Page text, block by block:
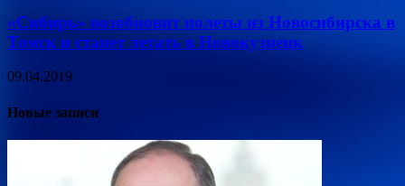
«Сибирь» возобновит полеты из Новосибирска в
Томск и станет летать в Новокузнецк
09.04.2019
Новые записи